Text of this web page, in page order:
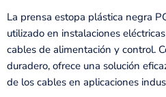
La prensa estopa plástica negra
utilizado en instalaciones
cables de alimentación y control.
duradero, ofrece una solución
de los cables en aplicaciones